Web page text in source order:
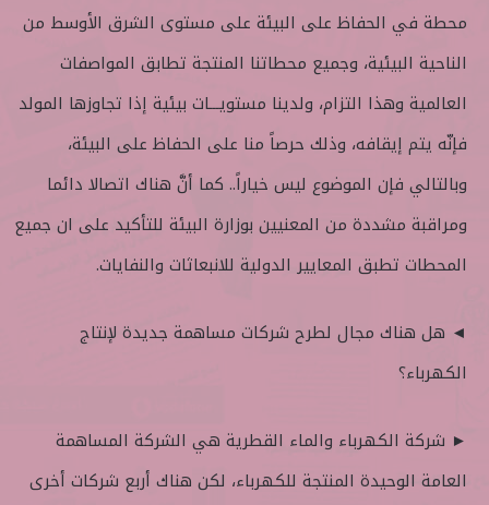
محطة في الحفاظ على البيئة على مستوى الشرق الأوسط من
الناحية البيئية، وجميع محطاتنا المنتجة تطابق المواصفات
العالمية وهذا التزام، ولدينا مستويـــات بيئية إذا تجاوزها المولد
فإنّه يتم إيقافه، وذلك حرصاً منا على الحفاظ على البيئة،
وبالتالي فإن الموضوع ليس خياراً.. كما أنَّ هناك اتصالا دائما
ومراقبة مشددة من المعنيين بوزارة البيئة للتأكيد على ان جميع
المحطات تطبق المعايير الدولية للانبعاثات والنفايات.
◄ هل هناك مجال لطرح شركات مساهمة جديدة لإنتاج
الكهرباء؟
► شركة الكهرباء والماء القطرية هي الشركة المساهمة
العامة الوحيدة المنتجة للكهرباء، لكن هناك أربع شركات أخرى